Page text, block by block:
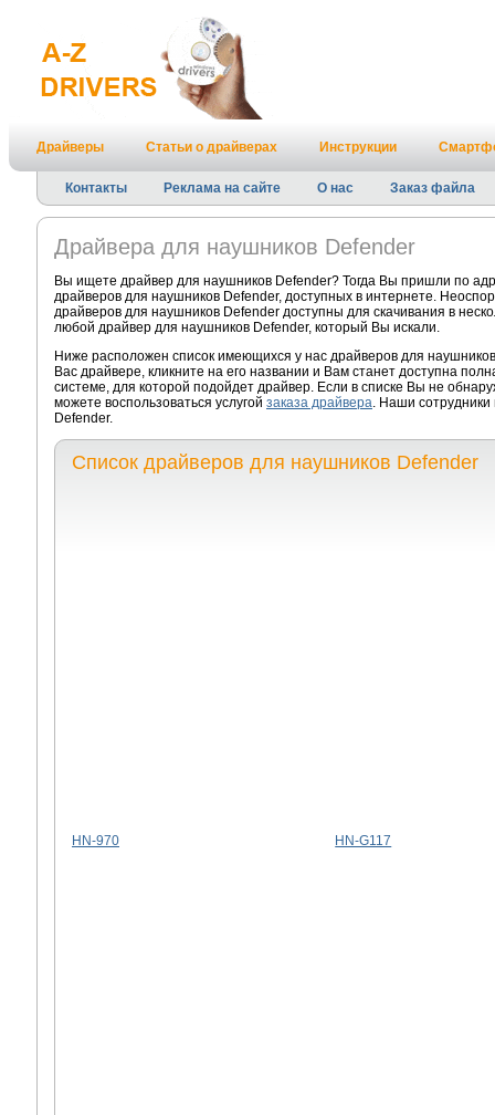
Драйверы Статьи о драйверах Инструкции
Контакты Реклама на сайте О нас Заказ файла
Драйвера для наушников Defender
Вы ищете драйвер для наушников Defender? Тогда Вы пришли по
драйверов для наушников Defender, доступных в интернете.
драйверов для наушников Defender доступны для скачивания в
любой драйвер для наушников Defender, который Вы искали.
Ниже расположен список имеющихся у нас драйверов для
Вас драйвере, кликните на его названии и Вам станет доступна
системе, для которой подойдет драйвер. Если в списке Вы не
можете воспользоваться услугой заказа драйвера. Наши сотрудники
Defender.
Список драйверов для наушников Defender
HN-970 HN-G117